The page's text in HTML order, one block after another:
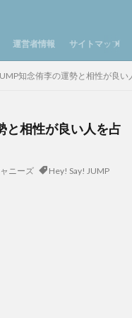
運営者情報 サイトマップ
知念侑李の運勢と相性が良
と相性が良い人を占
ニーズ Hey! Say! JUMP